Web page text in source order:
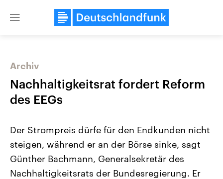
Close
Landtagswahl Sachsen-Anhalt
USA
Archiv
Nachhaltigkeitsrat fordert Reform
des EEGs
Der Strompreis dürfe für den Endkunden nicht
steigen, während er an der Börse sinke, sagt
Günther Bachmann, Generalsekretär des
Nachhaltigkeitsrats der Bundesregierung. Er